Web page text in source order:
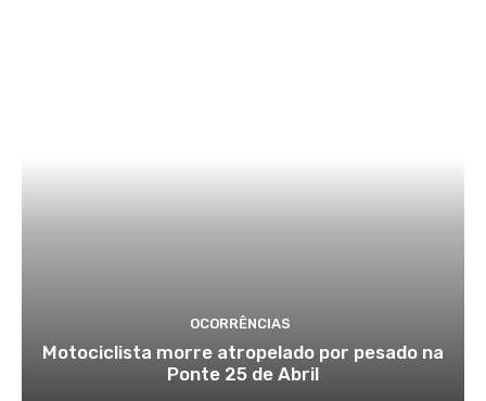
OCORRÊNCIAS
Motociclista morre atropelado por pesado na
Ponte 25 de Abril